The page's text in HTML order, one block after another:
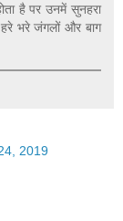
है पर उनमें सुनहरा
भरे जंगलों और बाग
24, 2019